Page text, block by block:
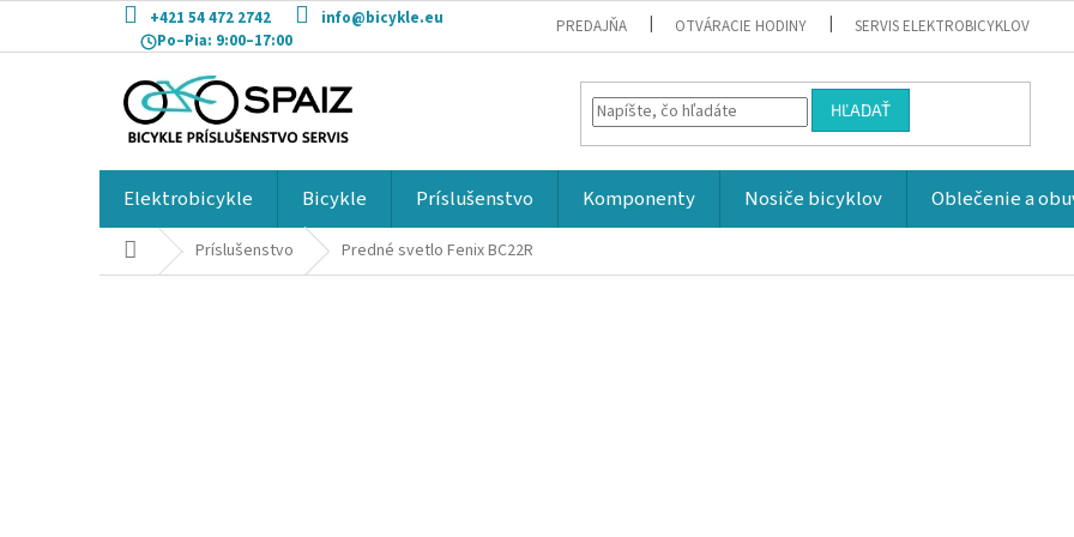
obsah
+421 54 472 2742
info@bicykle.eu
Po–Pia: 9:00–17:00
PREDAJŇA OTVÁRACIE HODINY SERVIS ELEKTROBICYKLOV
HĽADAŤ
Elektrobicykle Bicykle Príslušenstvo Komponenty Nosiče bicyklov Oblečenie a
DomovPríslušenstvo Predné svetlo Fenix BC22R